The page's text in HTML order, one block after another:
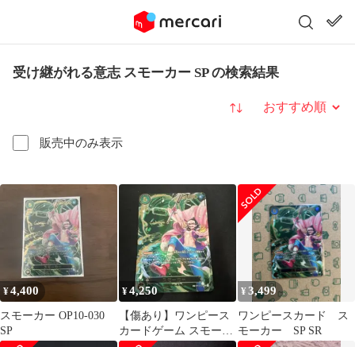
受け継がれる意志 スモーカー SP の検索結果
販売中のみ表示
並び替え
¥4,400
スモーカー OP10-030
SP
¥4,250
【傷あり】ワンピース
カードゲーム スモーカ
¥3,499
ワンピースカード ス
モーカー SP SR